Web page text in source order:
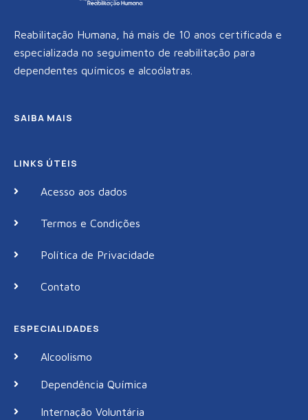
Reabilitação Humana, há mais de 10 anos certificada e
especializada no seguimento de reabilitação para
dependentes químicos e alcoólatras.
SAIBA MAIS
LINKS ÚTEIS
Acesso aos dados
Termos e Condições
Política de Privacidade
Contato
ESPECIALIDADES
Alcoolismo
Dependência Química
Internação Voluntária